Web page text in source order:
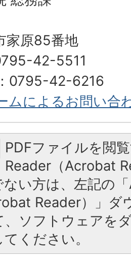
家原85番地
42-5511
0795-42-6216
ムによるお問い合
PDFファイルを閲
Reader（Acrobat
い方は、左記の
Reader）」ダ
、ソフトウェアを
ください。